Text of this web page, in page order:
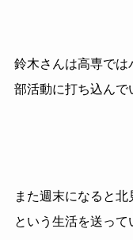
鈴木さんは高専では
部活動に打ち込んで
また週末になると
という生活を送って